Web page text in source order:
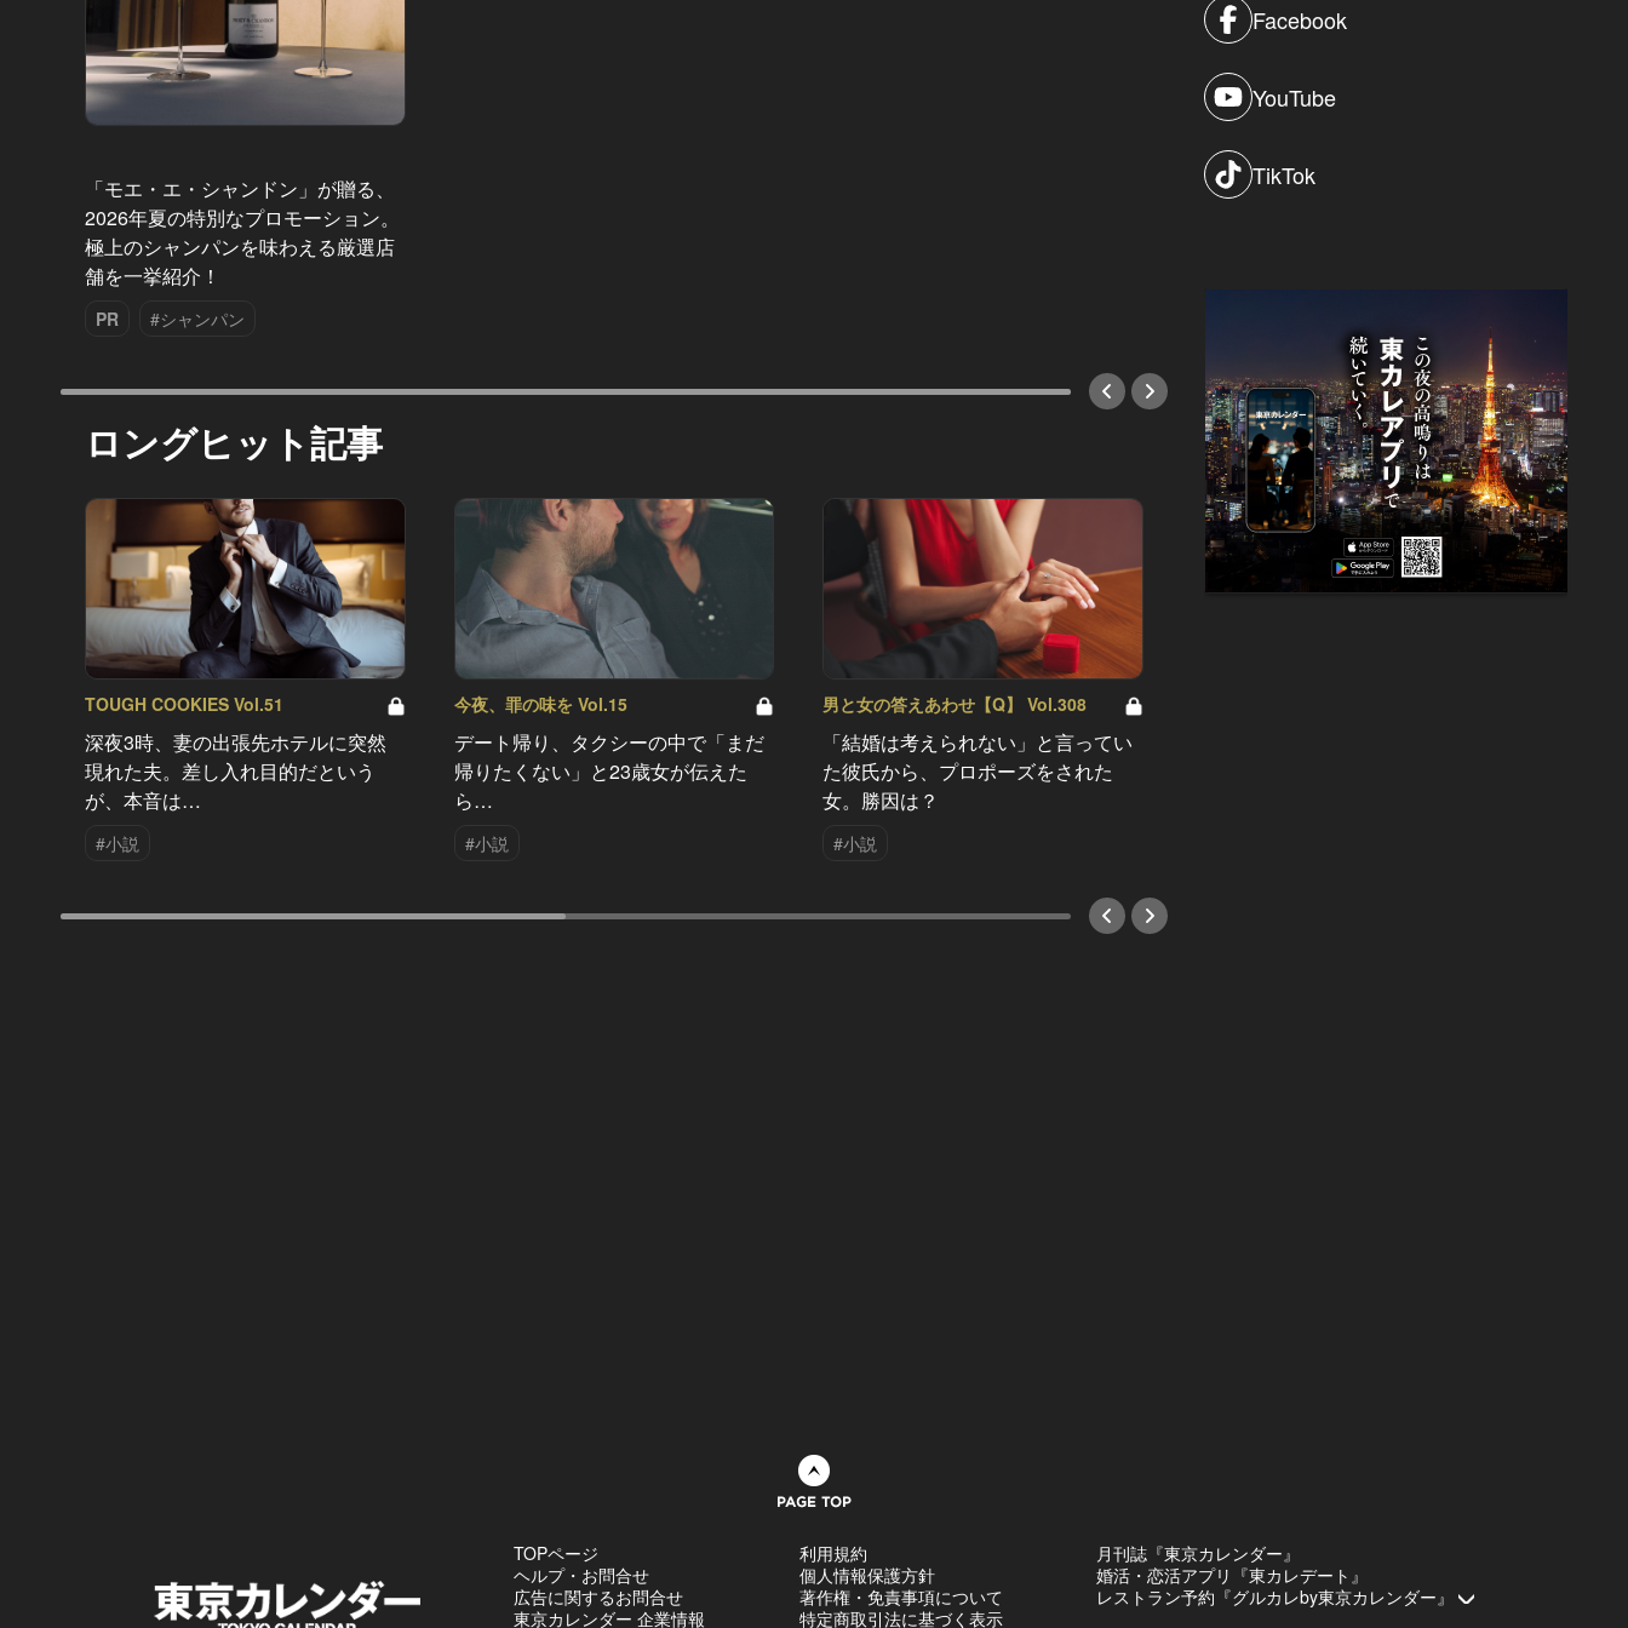
「モエ・エ・シャンドン」が贈る、
2026年夏の特別なプロモーション。
極上のシャンパンを味わえる厳選店
舗を一挙紹介！
PR #シャンパン
ロングヒット記事
TOUGH COOKIES Vol.51
深夜3時、妻の出張先ホテルに突然
現れた夫。差し入れ目的だという
が、本音は…
#小説
今夜、罪の味を Vol.15
デート帰り、タクシーの中で「まだ
帰りたくない」と23歳女が伝えた
ら…
#小説
男と女の答えあわせ【Q】 Vol.308
「結婚は考えられない」と言ってい
た彼氏から、プロポーズをされた
女。勝因は？
#小説
Facebook
YouTube
TikTok
TOPページ
ヘルプ・お問合せ
広告に関するお問合せ
東京カレンダー 企業情報
利用規約
個人情報保護方針
著作権・免責事項について
特定商取引法に基づく表示
月刊誌『東京カレンダー』
婚活・恋活アプリ『東カレデート』
レストラン予約『グルカレby東京カレンダー』